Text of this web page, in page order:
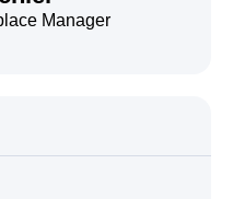
Manager